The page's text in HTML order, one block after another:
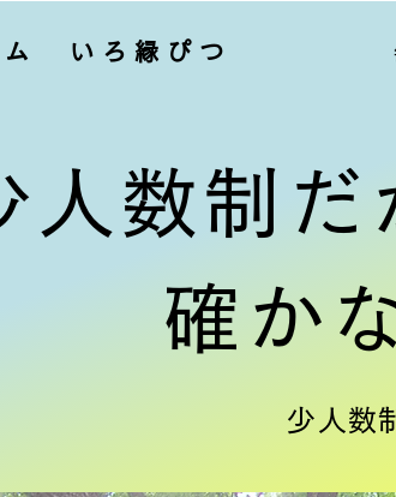
ム いろ縁ぴつ
人数制だ
確か
少人数